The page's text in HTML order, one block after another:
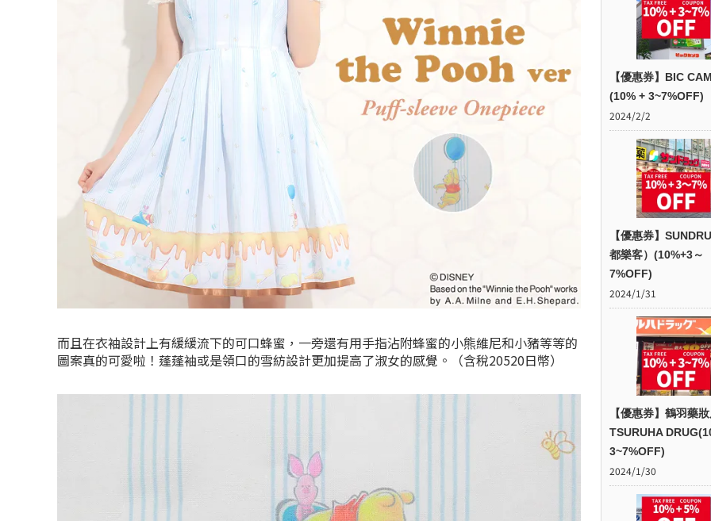
而且在衣袖設計上有緩緩流下的可口蜂蜜，一旁還有用手指沾附蜂蜜的小熊維尼和小豬等等的
圖案真的可愛啦！蓬蓬袖或是領口的雪紡設計更加提高了淑女的感覺。（含稅20520日幣）
【優惠券】BIC
(10% + 3~7%OFF)
2024/2/2
【優惠券】
都樂客）(10%+3～
7%OFF)
2024/1/31
【優惠券】鶴羽藥
TSURUHA
3~7%OFF)
2024/1/30